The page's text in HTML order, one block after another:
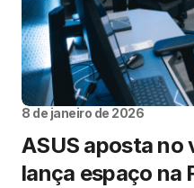
8 de janeiro de 2026
ASUS aposta no
lança espaço na